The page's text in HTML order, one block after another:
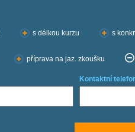
s délkou kurzu s
příprava na jaz. zkoušku
Kontaktní